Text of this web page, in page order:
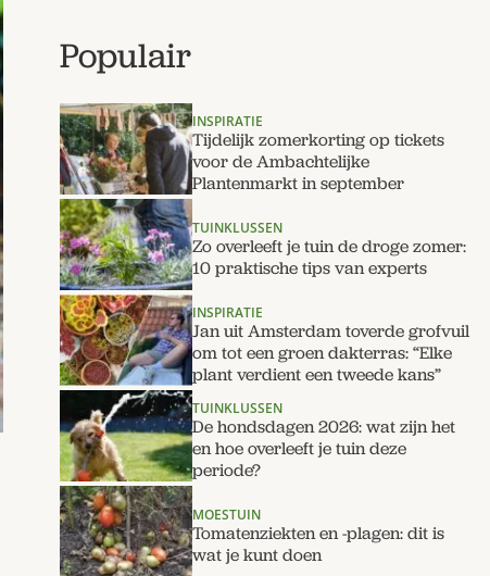
Populair
INSPIRATIE
Tijdelijk zomerkorting op tickets
voor de Ambachtelijke
Plantenmarkt in september
TUINKLUSSEN
Zo overleeft je tuin de droge zomer:
10 praktische tips van experts
INSPIRATIE
Jan uit Amsterdam toverde grofvuil
om tot een groen dakterras: “Elke
plant verdient een tweede kans”
TUINKLUSSEN
De hondsdagen 2026: wat zijn het
en hoe overleeft je tuin deze
periode?
MOESTUIN
Tomatenziekten en -plagen: dit is
wat je kunt doen